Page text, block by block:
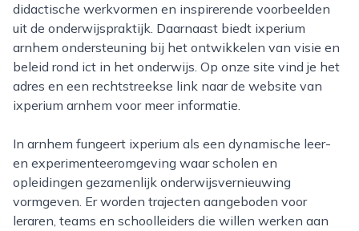
didactische werkvormen en inspirerende voorbeelden
uit de onderwijspraktijk. Daarnaast biedt ixperium
arnhem ondersteuning bij het ontwikkelen van visie en
beleid rond ict in het onderwijs. Op onze site vind je het
adres en een rechtstreekse link naar de website van
ixperium arnhem voor meer informatie.
In arnhem fungeert ixperium als een dynamische leer-
en experimenteeromgeving waar scholen en
opleidingen gezamenlijk onderwijsvernieuwing
vormgeven. Er worden trajecten aangeboden voor
leraren, teams en schoolleiders die willen werken aan